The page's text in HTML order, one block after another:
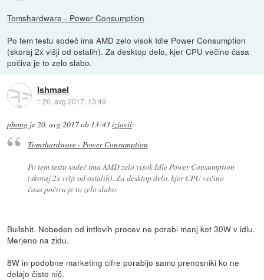
Tomshardware - Power Consumption
Po tem testu sodeč ima AMD zelo visok Idle Power Consumption
(skoraj 2x višji od ostalih). Za desktop delo, kjer CPU večino časa
počiva je to zelo slabo.
Ishmael
::20. avg 2017, 13:49
phong je20. avg 2017 ob 13:43izjavil:
Tomshardware - Power Consumption
Po tem testu sodeč ima AMD zelo visok Idle Power Consumption
(skoraj 2x višji od ostalih). Za desktop delo, kjer CPU večino
časa počiva je to zelo slabo.
Bullshit. Nobeden od intlovih procev ne porabi manj kot 30W v idlu.
Merjeno na zidu.
8W in podobne marketing cifre porabijo samo prenosniki ko ne
delajo čisto nič.